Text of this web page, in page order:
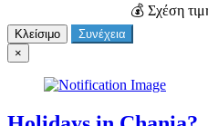
💰 Σχέση
Κλείσιμο
Συνέχεια
×